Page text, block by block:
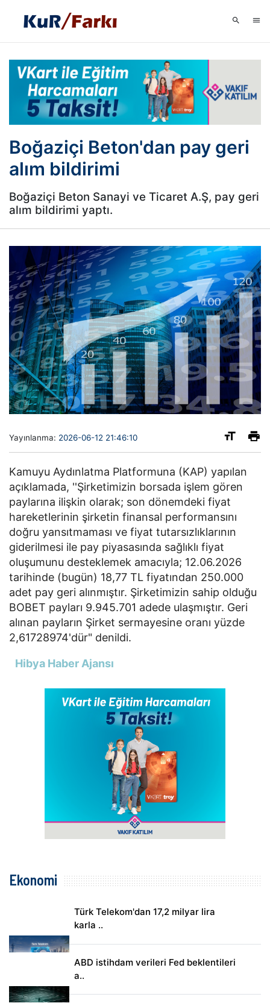
Boğaziçi Beton'dan pay geri
alım bildirimi
Boğaziçi Beton Sanayi ve Ticaret A.Ş, pay geri
alım bildirimi yaptı.
Yayınlanma: 2026-06-12 21:46:10
Kamuyu Aydınlatma Platformuna (KAP) yapılan
açıklamada, ''Şirketimizin borsada işlem gören
paylarına ilişkin olarak; son dönemdeki fiyat
hareketlerinin şirketin finansal performansını
doğru yansıtmaması ve fiyat tutarsızlıklarının
giderilmesi ile pay piyasasında sağlıklı fiyat
oluşumunu desteklemek amacıyla; 12.06.2026
tarihinde (bugün) 18,77 TL fiyatından 250.000
adet pay geri alınmıştır. Şirketimizin sahip olduğu
BOBET payları 9.945.701 adede ulaşmıştır. Geri
alınan payların Şirket sermayesine oranı yüzde
2,61728974'dür" denildi.
Hibya Haber Ajansı
Ekonomi
Türk Telekom'dan 17,2 milyar lira
karla ..
ABD istihdam verileri Fed beklentileri
a..